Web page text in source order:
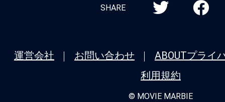
SHARE
運営会社 お問い合わせ ABOUTプライ
利用規約
© MOVIE MARBIE